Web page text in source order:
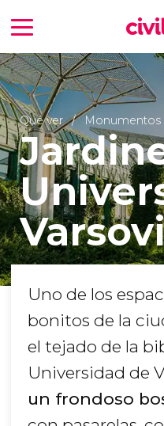
Qué ver Monumentos
Uno de los
bonitos de la
el tejado de la
Universidad de
un frondoso